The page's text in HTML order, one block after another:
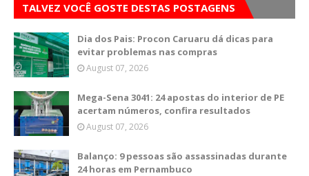
TALVEZ VOCÊ GOSTE DESTAS POSTAGENS
Dia dos Pais: Procon Caruaru dá dicas para
evitar problemas nas compras
August 07, 2026
Mega-Sena 3041: 24 apostas do interior de PE
acertam números, confira resultados
August 07, 2026
Balanço: 9 pessoas são assassinadas durante
24 horas em Pernambuco